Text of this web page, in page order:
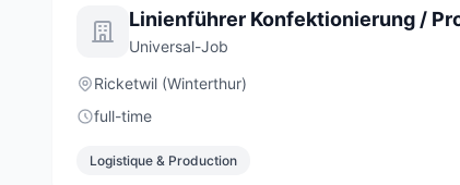
Universal-Job
Ricketwil (Winterthur)
full-time
Logistique & Production